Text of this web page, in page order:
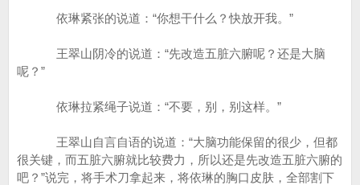
依琳紧张的说道：“你想干什么？快放开我。”
王翠山阴冷的说道：“先改造五脏六腑呢？还是大脑
呢？”
依琳拉紧绳子说道：“不要，别，别这样。”
王翠山自言自语的说道：“大脑功能保留的很少，但都
很关键，而五脏六腑就比较费力，所以还是先改造五脏六腑的
吧？”说完，将手术刀拿起来，将依琳的胸口皮肤，全部割下